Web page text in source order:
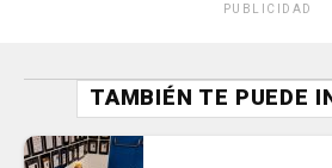
PUBLICIDAD
TAMBIÉN TE PUEDE